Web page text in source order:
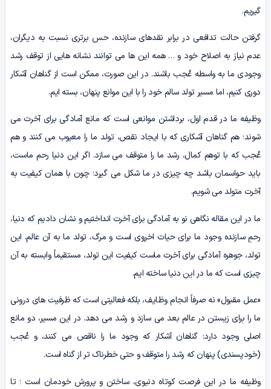
گیریم.
گرفتن حالت تدافعی در برابر نقدهای سازنده، حس برتری نسبت به دیگران،
عدم نیاز به اصلاح خود و … همه این ها می توانند نشانه هایی از توقف رشد
وجودی ما به واسطه عُجب باشند. در این صورت، ممکن است از گناهان آشکار
دوری کنیم، اما مسیر تولد سالم خود را با این موانع پنهان، بسته ایم.
وظیفه ما در قدم اول، برداشتن موانعی است که مانع آمادگی برای آخرت می
شوند؛ هم گناهان آشکاری که با ایجاد نقص، تولد ما را معیوب می کنند و هم
عُجب که با توهم کمال، رشد ما را متوقف می سازد. اگر این دنیا رحم ماست،
باید حواسمان باشد چه چیزی در ما شکل می گیرد؛ چون با همان کیفیت به
آخرت متولد می شویم.
ما در این مقاله نگاهی نو به آمادگی برای آخرت انداختیم و نشان دادیم که دنیا،
رحمِ سازنده وجود ما برای حیات اخروی است و مرگ، تولد ما به آن عالم. این
تولد، جوهره آمادگی برای آخرت ماست کیفیت این تولد، مستقیماً وابسته به آن
چیزی است که ما در این دنیا ساخته ایم.
«عمل مقبول» نه صرفاً انجام وظایف، بلکه فعالیتی است که ظرفیت های درونی
ما را برای زیستن در عالم بعد می سازد و رشد می دهد. در این مسیر، دو مانع
اصلی وجود دارد: گناهان آشکار که وجود ما را ناقص می کنند، و عُجب
(خودپسندی) پنهان که رشد را متوقف و حتی خطرناک تر از گناه است.
وظیفه ما در این فرصت کوتاه دنیوی، ساختن و پرورش خودمان است ؛ تا